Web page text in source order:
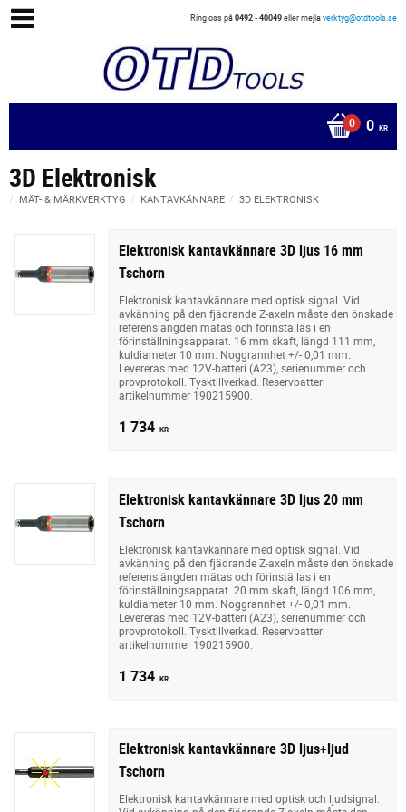
Ring oss på0492 - 40049eller mejlaverktyg@otdtools.se
0 KR
3D Elektronisk
MÄT- & MÄRKVERKTYG KANTAVKÄNNARE 3D ELEKTRONISK
Elektronisk kantavkännare 3D ljus 16 mm
Tschorn
Elektronisk kantavkännare med optisk signal. Vid
avkänning på den fjädrande Z-axeln måste den önskade
referenslängden mätas och förinställas i en
förinställningsapparat. 16 mm skaft, längd 111 mm,
kuldiameter 10 mm. Noggrannhet +/- 0,01 mm.
Levereras med 12V-batteri (A23), serienummer och
provprotokoll. Tysktillverkad. Reservbatteri
artikelnummer 190215900.
1 734 KR
Elektronisk kantavkännare 3D ljus 20 mm
Tschorn
Elektronisk kantavkännare med optisk signal. Vid
avkänning på den fjädrande Z-axeln måste den önskade
referenslängden mätas och förinställas i en
förinställningsapparat. 20 mm skaft, längd 106 mm,
kuldiameter 10 mm. Noggrannhet +/- 0,01 mm.
Levereras med 12V-batteri (A23), serienummer och
provprotokoll. Tysktillverkad. Reservbatteri
artikelnummer 190215900.
1 734 KR
Elektronisk kantavkännare 3D ljus+ljud
Tschorn
Elektronisk kantavkännare med optisk och ljudsignal.